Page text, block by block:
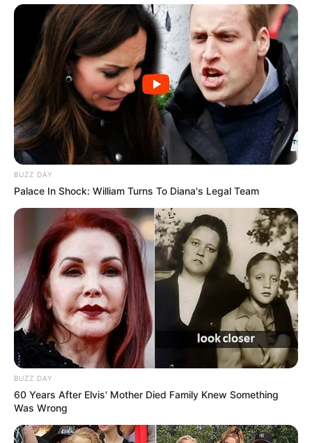
BUZZ DAY
Palace In Shock: William Turns To Diana's Legal Team
BUZZ DAY
60 Years After Elvis' Mother Died Family Knew Something
Was Wrong